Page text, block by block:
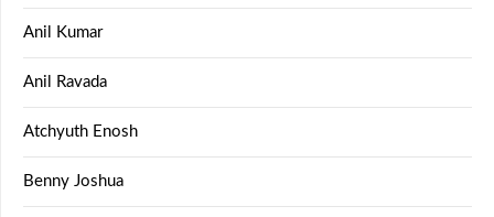
Anil Kumar
Anil Ravada
Atchyuth Enosh
Benny Joshua